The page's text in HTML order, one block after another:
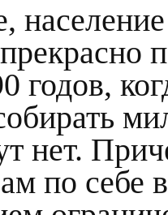
прекрасно
годов,
нет.
по себе